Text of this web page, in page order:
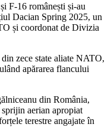
F-16 românești și-au
Dacian Spring 2025, un
și coordonat de Divizia
zece state aliate NATO,
apărarea flancului
din România,
aerian apropiat
terestre angajate în